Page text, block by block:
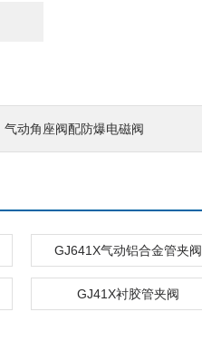
气动角座阀配防爆电磁阀
GJ641X气动铝合金管夹阀
GJ41X衬胶管夹阀